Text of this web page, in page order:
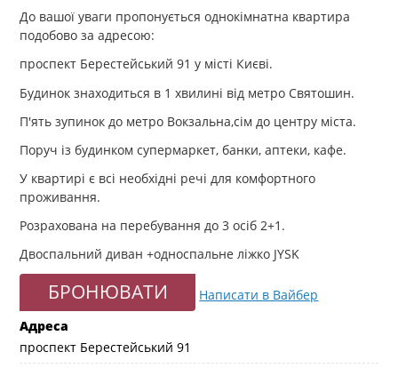
До вашої уваги пропонується однокімнатна квартира
подобово за адресою:
проспект Берестейський 91 у місті Києві.
Будинок знаходиться в 1 хвилині від метро Святошин.
П'ять зупинок до метро Вокзальна,сім до центру міста.
Поруч із будинком супермаркет, банки, аптеки, кафе.
У квартирі є всі необхідні речі для комфортного
проживання.
Розрахована на перебування до 3 осіб 2+1.
Двоспальний диван +односпальне ліжко JYSK
БРОНЮВАТИ
Написати в Вайбер
Адреса
проспект Берестейський 91